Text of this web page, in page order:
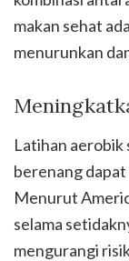
makan sehat
menurunkan
Latihan
berenang
Menurut
selama
mengurangi